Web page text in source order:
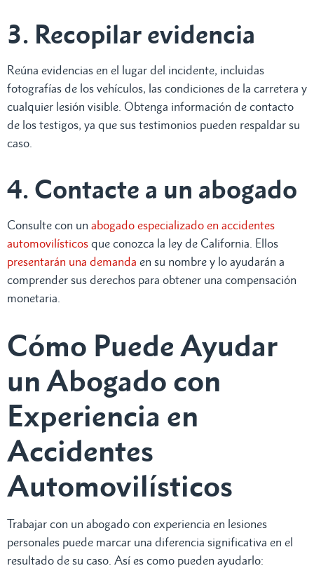
3. Recopilar evidencia
Reúna evidencias en el lugar del incidente, incluidas
fotografías de los vehículos, las condiciones de la carretera y
cualquier lesión visible. Obtenga información de contacto
de los testigos, ya que sus testimonios pueden respaldar su
caso.
4. Contacte a un abogado
Consulte con un abogado especializado en accidentes
automovilísticos que conozca la ley de California. Ellos
presentarán una demanda en su nombre y lo ayudarán a
comprender sus derechos para obtener una compensación
monetaria.
Cómo Puede Ayudar
un Abogado con
Experiencia en
Accidentes
Automovilísticos
Trabajar con un abogado con experiencia en lesiones
personales puede marcar una diferencia significativa en el
resultado de su caso. Así es como pueden ayudarlo: